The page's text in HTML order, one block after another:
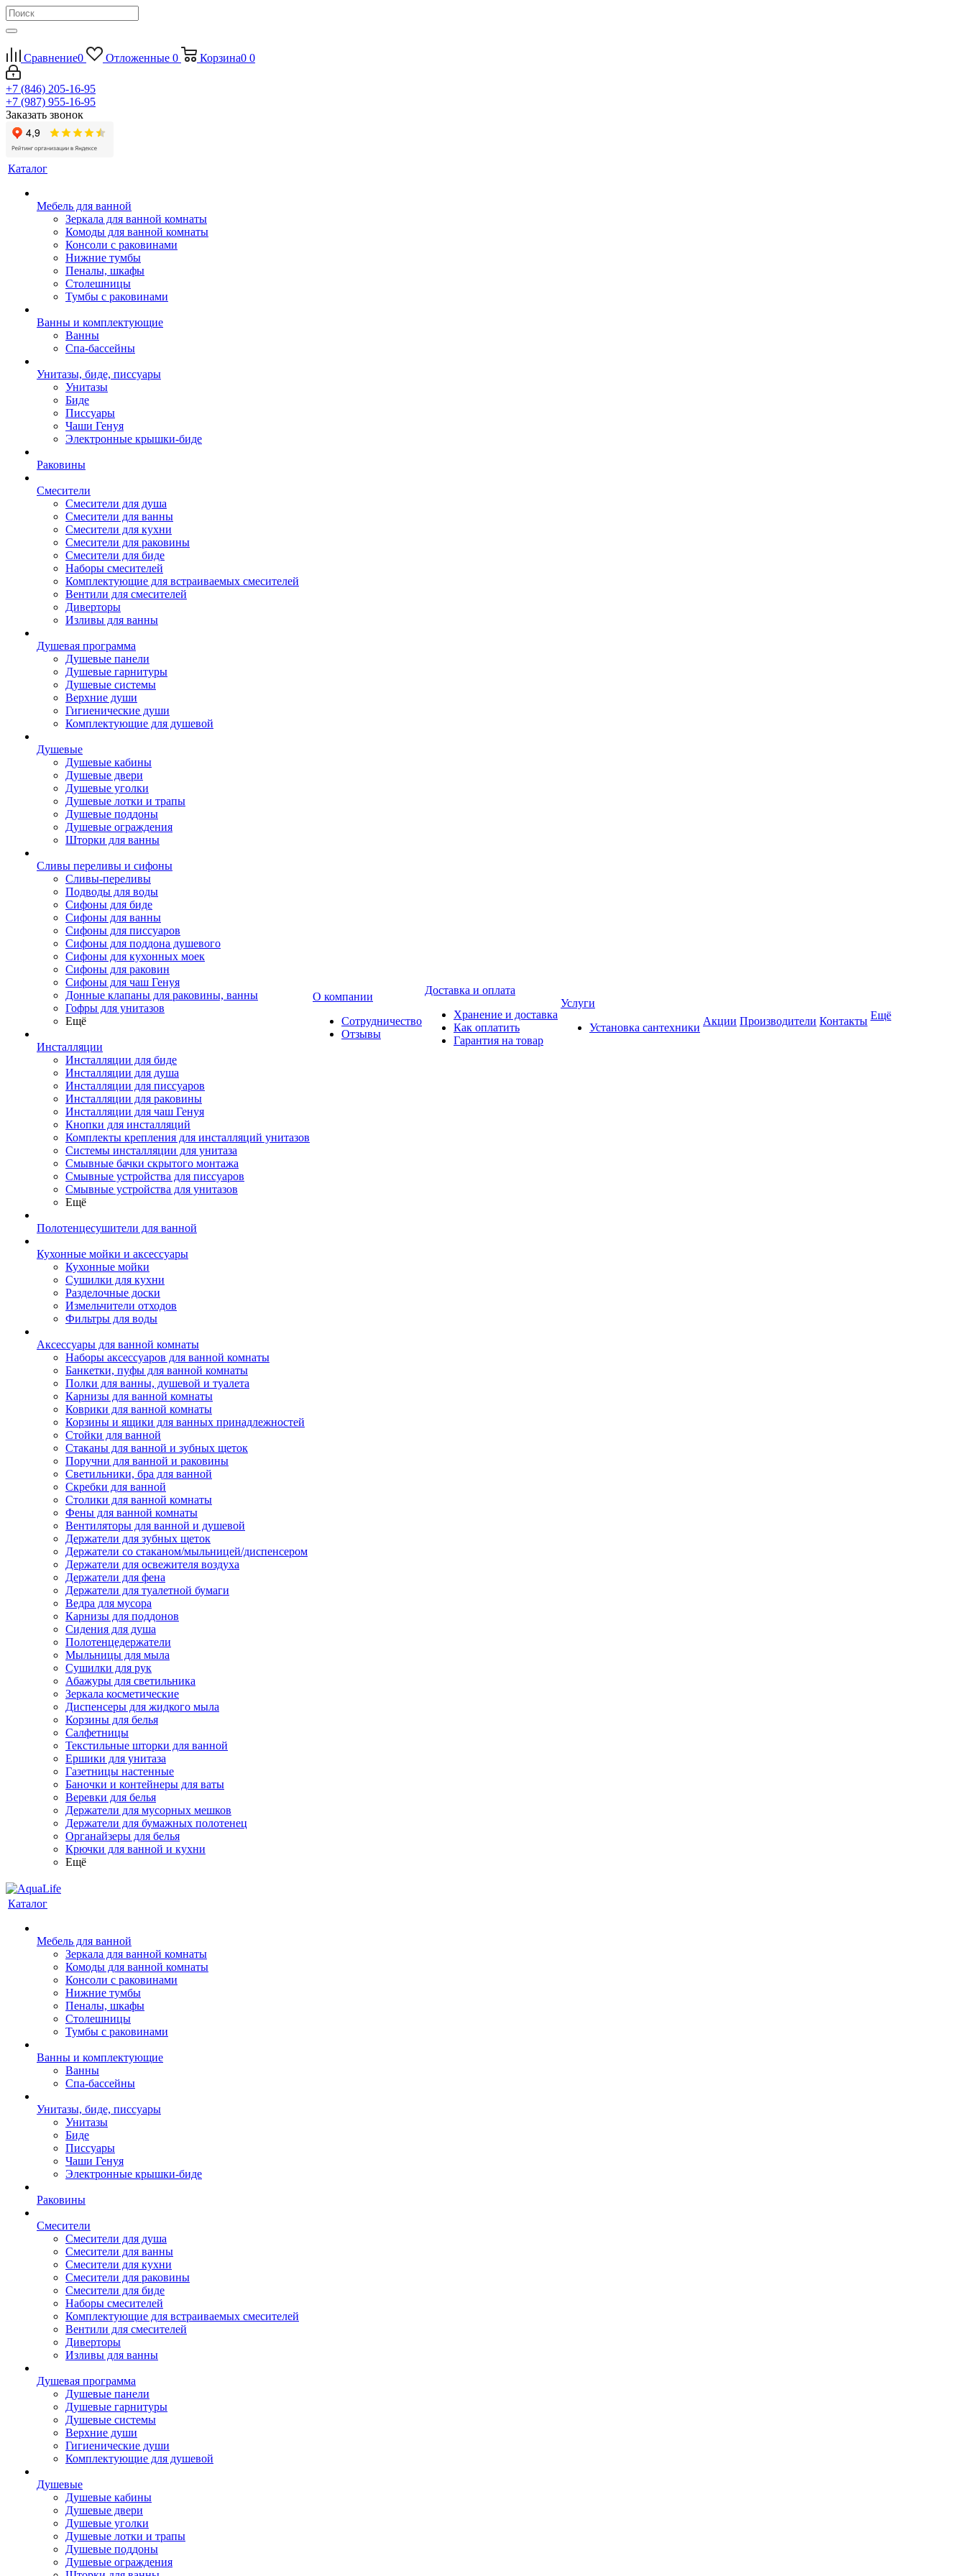
Сравнение0 Отложенные 0 Корзина0 0
+7 (846) 205-16-95
+7 (987) 955-16-95
Заказать звонок
Каталог
Мебель для ванной
Зеркала для ванной комнаты
Комоды для ванной комнаты
Консоли с раковинами
Нижние тумбы
Пеналы, шкафы
Столешницы
Тумбы с раковинами
Ванны и комплектующие
Ванны
Спа-бассейны
Унитазы, биде, писсуары
Унитазы
Биде
Писсуары
Чаши Генуя
Электронные крышки-биде
Раковины
Смесители
Смесители для душа
Смесители для ванны
Смесители для кухни
Смесители для раковины
Смесители для биде
Наборы смесителей
Комплектующие для встраиваемых смесителей
Вентили для смесителей
Диверторы
Изливы для ванны
Душевая программа
Душевые панели
Душевые гарнитуры
Душевые системы
Верхние души
Гигиенические души
Комплектующие для душевой
Душевые
Душевые кабины
Душевые двери
Душевые уголки
Душевые лотки и трапы
Душевые поддоны
Душевые ограждения
Шторки для ванны
Сливы переливы и сифоны
Сливы-переливы
Подводы для воды
Сифоны для биде
Сифоны для ванны
Сифоны для писсуаров
Сифоны для поддона душевого
Сифоны для кухонных моек
Сифоны для раковин
Сифоны для чаш Генуя
Донные клапаны для раковины, ванны
Гофры для унитазов
Ещё
Инсталляции
Инсталляции для биде
Инсталляции для душа
Инсталляции для писсуаров
Инсталляции для раковины
Инсталляции для чаш Генуя
Кнопки для инсталляций
Комплекты крепления для инсталляций унитазов
Системы инсталляции для унитаза
Смывные бачки скрытого монтажа
Смывные устройства для писсуаров
Смывные устройства для унитазов
Ещё
Полотенцесушители для ванной
Кухонные мойки и аксессуары
Кухонные мойки
Сушилки для кухни
Разделочные доски
Измельчители отходов
Фильтры для воды
Аксессуары для ванной комнаты
Наборы аксессуаров для ванной комнаты
Банкетки, пуфы для ванной комнаты
Полки для ванны, душевой и туалета
Карнизы для ванной комнаты
Коврики для ванной комнаты
Корзины и ящики для ванных принадлежностей
Стойки для ванной
Стаканы для ванной и зубных щеток
Поручни для ванной и раковины
Светильники, бра для ванной
Скребки для ванной
Столики для ванной комнаты
Фены для ванной комнаты
Вентиляторы для ванной и душевой
Держатели для зубных щеток
Держатели со стаканом/мыльницей/диспенсером
Держатели для освежителя воздуха
Держатели для фена
Держатели для туалетной бумаги
Ведра для мусора
Карнизы для поддонов
Сидения для душа
Полотенцедержатели
Мыльницы для мыла
Сушилки для рук
Абажуры для светильника
Зеркала косметические
Диспенсеры для жидкого мыла
Корзины для белья
Салфетницы
Текстильные шторки для ванной
Ершики для унитаза
Газетницы настенные
Баночки и контейнеры для ваты
Веревки для белья
Держатели для мусорных мешков
Держатели для бумажных полотенец
Органайзеры для белья
Крючки для ванной и кухни
Ещё
О компании
Сотрудничество
Отзывы
Доставка и оплата
Хранение и доставка
Как оплатить
Гарантия на товар
Услуги
Установка сантехники
Акции Производители Контакты Ещё
Каталог
Мебель для ванной
Зеркала для ванной комнаты
Комоды для ванной комнаты
Консоли с раковинами
Нижние тумбы
Пеналы, шкафы
Столешницы
Тумбы с раковинами
Ванны и комплектующие
Ванны
Спа-бассейны
Унитазы, биде, писсуары
Унитазы
Биде
Писсуары
Чаши Генуя
Электронные крышки-биде
Раковины
Смесители
Смесители для душа
Смесители для ванны
Смесители для кухни
Смесители для раковины
Смесители для биде
Наборы смесителей
Комплектующие для встраиваемых смесителей
Вентили для смесителей
Диверторы
Изливы для ванны
Душевая программа
Душевые панели
Душевые гарнитуры
Душевые системы
Верхние души
Гигиенические души
Комплектующие для душевой
Душевые
Душевые кабины
Душевые двери
Душевые уголки
Душевые лотки и трапы
Душевые поддоны
Душевые ограждения